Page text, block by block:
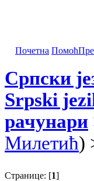
Почетна Помоћ
Српски
Srpski
рачунари
Милетић)
Странице: [1]